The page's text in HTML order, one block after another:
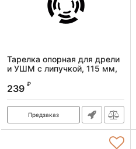
Тарелка опорная для дрели
и УШМ с липучкой, 115 мм,
М14 на d8 Denzel
Артикул: 76250
239 ₽
Предзаказ